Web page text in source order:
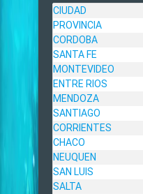
CIUDAD
PROVINCIA
CORDOBA
SANTA FE
MONTEVIDEO
ENTRE RIOS
MENDOZA
SANTIAGO
CORRIENTES
CHACO
NEUQUEN
SAN LUIS
SALTA